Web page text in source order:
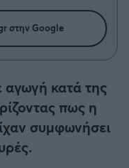
στην Google
αγωγή κατά της
πως η
συμφωνήσει